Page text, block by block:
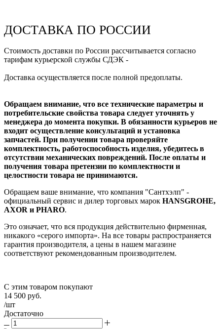
ДОСТАВКА ПО РОССИИ
Стоимость доставки по России рассчитывается согласно
тарифам курьерской службы СДЭК -
Доставка осуществляется после полной предоплаты.
Обращаем внимание, что все технические параметры и
потребительские свойства товара следует уточнять у
менеджера до момента покупки. В обязанности курьеров не
входит осуществление консультаций и установка
запчастей. При получении товара проверяйте
комплектность, работоспособность изделия, убедитесь в
отсутствии механических повреждений. После оплаты и
получения товара претензии по комплектности и
целостности товара не принимаются.
Обращаем ваше внимание, что компания "Сантхэлп" -
официальный сервис и дилер торговых марок HANSGROHE,
AXOR и PHARO.
Это означает, что вся продукция действительно фирменная,
никакого «серого импорта». На все товары распространяется
гарантия производителя, а цены в нашем магазине
соответствуют рекомендованным производителем.
С этим товаром покупают
14 500 руб.
/шт
Достаточно